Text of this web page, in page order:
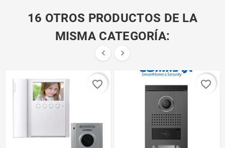
16 OTROS PRODUCTOS DE LA
MISMA CATEGORÍA:
 
favorite_border favorite_border